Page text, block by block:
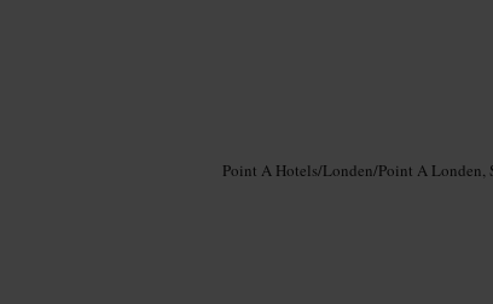
Point A Hotels/Londen/Point A Londen,